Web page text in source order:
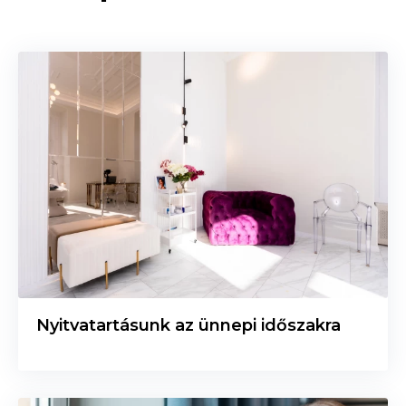
infekciókontroll díj kerül. A foglalás lemondása vagy
módosítása a kapott időpont előtt több, mint 1 órával
ingyenes. Az 1 órán belüli lemondások, vagy meg nem
jelenések esetén a kezelések árának 100%-át
páciensünk köteles megfizetni.
Nyitvatartásunk az ünnepi időszakra